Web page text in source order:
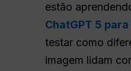
estão
ChatGPT 5
testar como
imagem lidam